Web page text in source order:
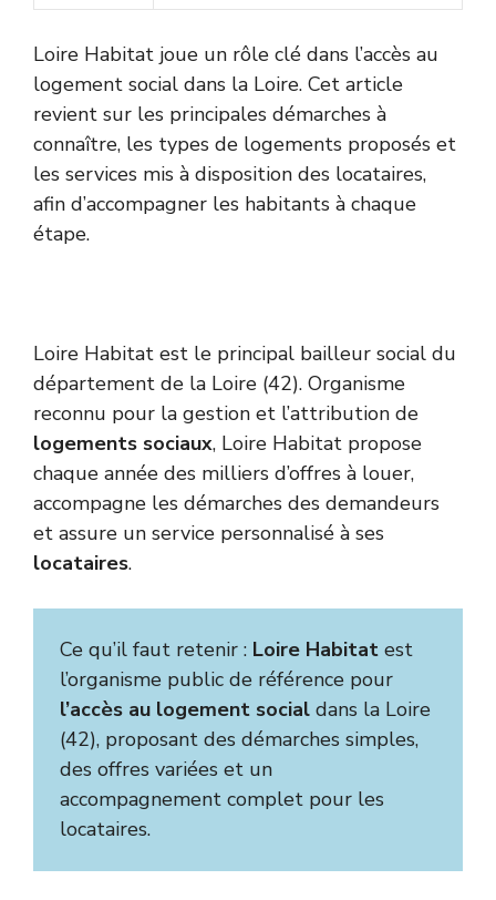
Loire Habitat joue un rôle clé dans l’accès au
logement social dans la Loire. Cet article
revient sur les principales démarches à
connaître, les types de logements proposés et
les services mis à disposition des locataires,
afin d’accompagner les habitants à chaque
étape.
Loire Habitat est le principal bailleur social du
département de la Loire (42). Organisme
reconnu pour la gestion et l’attribution de
logements sociaux, Loire Habitat propose
chaque année des milliers d’offres à louer,
accompagne les démarches des demandeurs
et assure un service personnalisé à ses
locataires.
Ce qu’il faut retenir : Loire Habitat est
l’organisme public de référence pour
l’accès au logement social dans la Loire
(42), proposant des démarches simples,
des offres variées et un
accompagnement complet pour les
locataires.